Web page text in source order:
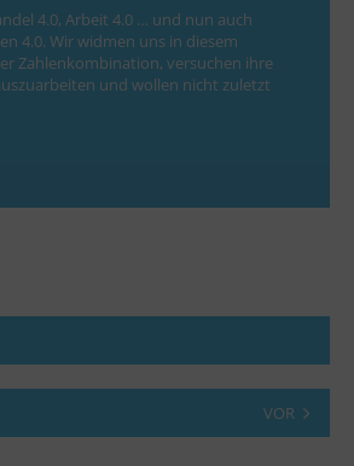
4.0, Arbeit 4.0 … und nun auch
4.0. Wir widmen uns in diesem
Zahlenkombination, versuchen ihre
und wollen nicht zuletzt
VOR